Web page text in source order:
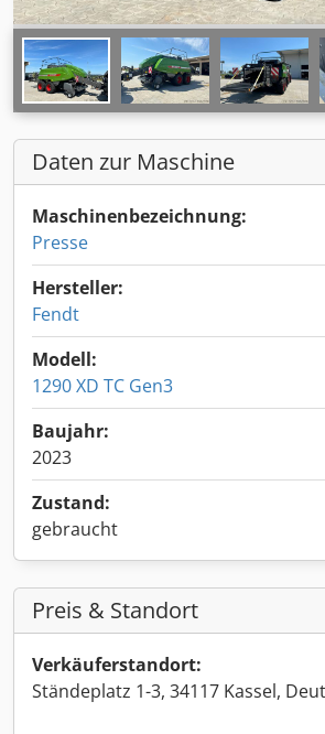
Daten zur Maschine
Maschinenbezeichnung:
Presse
Hersteller:
Fendt
Modell:
1290 XD TC Gen3
Baujahr:
2023
Zustand:
gebraucht
Preis & Standort
Verkäuferstandort:
Ständeplatz 1-3, 34117 Kassel,